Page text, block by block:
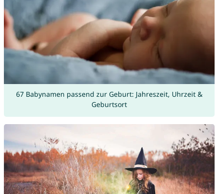
67 Babynamen passend zur Geburt: Jahreszeit, Uhrzeit &
Geburtsort